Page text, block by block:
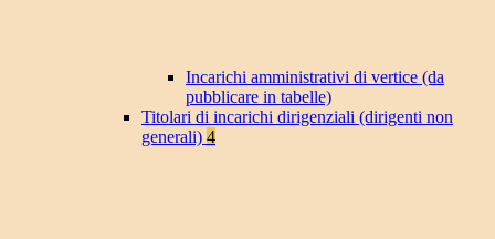
Incarichi amministrativi di vertice (da
pubblicare in tabelle)
Titolari di incarichi dirigenziali (dirigenti non
generali) 4